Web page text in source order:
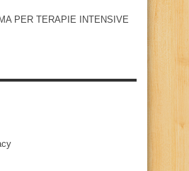
PER TERAPIE INTENSIVE